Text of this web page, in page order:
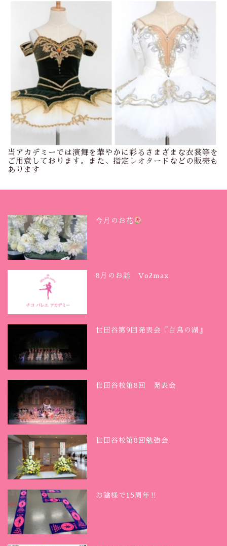
当アカデミーでは演舞を華やかに彩るさまざまな衣裳等を
ご用意しております。また、指定レオタードなどの販売も
あります
今月のお花
8月のお話 Vo2max
世田谷第9回発表会『白鳥の湖』
世田谷校第8回 発表会
世田谷校第8回勉強会
お陰様で15周年‼︎